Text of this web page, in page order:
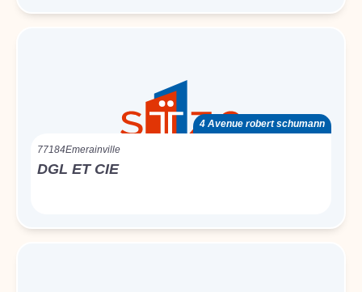
4 Avenue robert schumann
77184Emerainville
DGL ET CIE